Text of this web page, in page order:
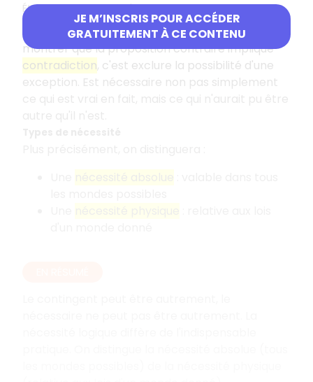
JE M’INSCRIS POUR ACCÉDER
GRATUITEMENT À CE CONTENU
Établir la nécessité d'une proposition
Établir la nécessité d'une proposition, c'est
montrer que la proposition contraire implique
contradiction, c'est exclure la possibilité d'une
exception. Est nécessaire non pas simplement